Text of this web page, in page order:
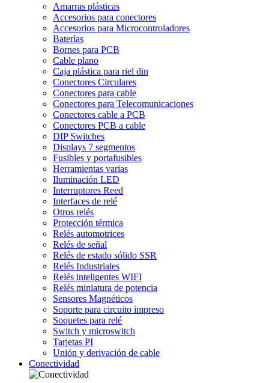
Amarras plásticas
Accesorios para conectores
Accesorios para Microcontroladores
Baterías
Bornes para PCB
Cable plano
Caja plástica para riel din
Conectores Circulares
Conectores para cable
Conectores para Telecomunicaciones
Conectores cable a PCB
Conectores PCB a cable
DIP Switches
Displays 7 segmentos
Fusibles y portafusibles
Herramientas varias
Iluminación LED
Interruptores Reed
Interfaces de relé
Otros relés
Protección térmica
Relés automotrices
Relés de señal
Relés de estado sólido SSR
Relés Industriales
Relés inteligentes WIFI
Relés miniatura de potencia
Sensores Magnéticos
Soporte para circuito impreso
Soquetes para relé
Switch y microswitch
Tarjetas PI
Unión y derivación de cable
Conectividad